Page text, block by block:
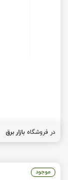
در فروشگاه بازار برق
موجود